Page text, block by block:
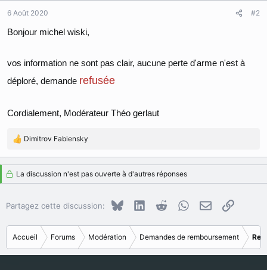
6 Août 2020 #2
Bonjour michel wiski,
vos information ne sont pas clair, aucune perte d'arme n'est à
déploré, demande refusée
Cordialement, Modérateur Théo gerlaut
R
a
c
t
o
s
:
Dimitrov Fabiensky
La discussion n'est pas ouverte à d'autres réponses
Partagez cette discussion: Bluesky LinkedInRedditWhatsApp
E-mailCopier
Accueil Forums Modération Demandes de remboursement